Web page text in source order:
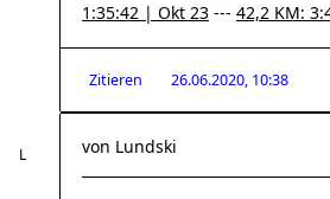
1:35:42 | Okt 23 --- 42,2 KM:
Zitieren 26.06.2020, 10:38
von Lundski